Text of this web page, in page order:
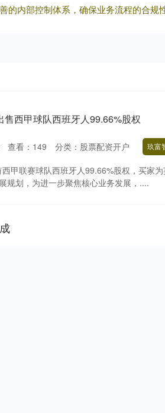
内部控制体系，确保业务流程的合规
西甲球队西班牙人99.66%股权
查看： 149 分类： 股票配资开户 玖富
甲联赛球队西班牙人99.66%股权，买家为
规划，为进一步聚焦核心业务发展，....